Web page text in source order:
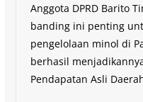
Anggota DPRD Barito
banding ini penting
pengelolaan minol di
berhasil
Pendapatan Asli